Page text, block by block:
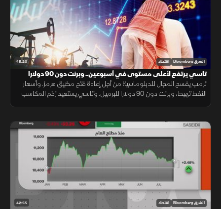
45:20 الشرق Bloomberg اقتصاد
تاسي يرتفع لأعلى مستوى في أسبوعين.. وبرنت دون 90 دولارا
ترمب يفسح المجال للدبلوماسية من أجل إعادة فتح مضيق هرمز. وأسعار
النفط تهبط، وبرنت دون 90 دولارا للبرميل. وتاسي يستعيد زخم المكاسب
42:55 الشرق Bloomberg اقتصاد